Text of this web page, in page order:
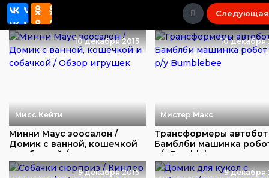
Следующая
10 декабря 2015
Мисс Кейти
Минни Маус зоосалон /
Домик с ванной, кошечкой
и собачкой / ...
10 декабря
Мистер Макс
Трансформеры автобот
Бамблби машинка
р/у Bumblebee
9 декабря 2015 9 декабря